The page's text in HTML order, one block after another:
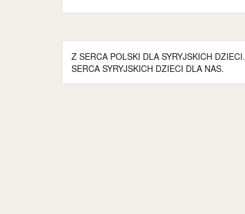
Nawigacja
wpisu
Z SERCA POLSKI DLA SYRYJSKICH
SERCA SYRYJSKICH DZIECI DLA NAS.